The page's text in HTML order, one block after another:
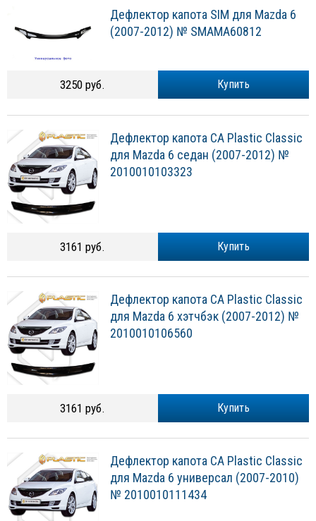
Дефлектор капота SIM для Mazda 6
(2007-2012) № SMAMA60812
Купить
3250 руб.
Дефлектор капота CA Plastic Classic
для Mazda 6 седан (2007-2012) №
2010010103323
Купить
3161 руб.
Дефлектор капота CA Plastic Classic
для Mazda 6 хэтчбэк (2007-2012) №
2010010106560
Купить
3161 руб.
Дефлектор капота CA Plastic Classic
для Mazda 6 универсал (2007-2010)
№ 2010010111434